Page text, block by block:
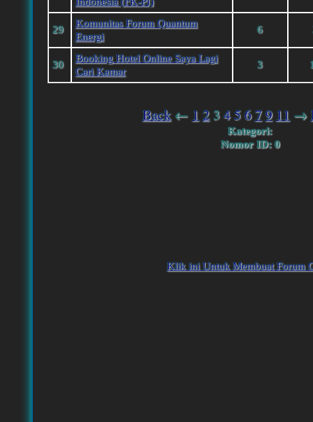
29
Komunitas Forum Quantum
Energi
6
30
Booking Hotel Online Saya Lagi
Cari Kamar
3
Back← 1 2 34 5 6 7 9 11 →
Kategori:
Nomor ID: 0
Klik ini Untuk Membuat Forum